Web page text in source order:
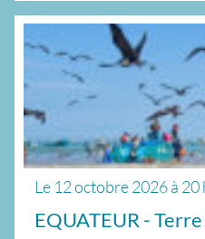
Le 12 octobre 2026à 20
EQUATEUR -